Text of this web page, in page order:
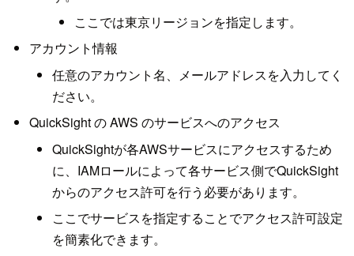
ここでは東京リージョンを指定します。
アカウント情報
任意のアカウント名、メールアドレスを入力してく
ださい。
QuickSight の AWS のサービスへのアクセス
QuickSightが各AWSサービスにアクセスするため
に、IAMロールによって各サービス側でQuickSight
からのアクセス許可を行う必要があります。
ここでサービスを指定することでアクセス許可設定
を簡素化できます。